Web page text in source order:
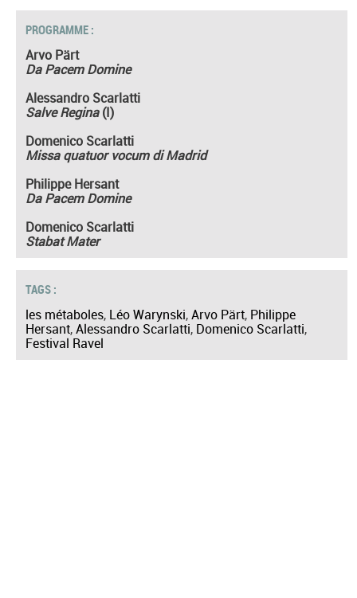
PROGRAMME :
Arvo Pärt
Da Pacem Domine
Alessandro Scarlatti
Salve Regina(I)
Domenico Scarlatti
Missa quatuor vocum di Madrid
Philippe Hersant
Da Pacem Domine
Domenico Scarlatti
Stabat Mater
TAGS :
les métaboles, Léo Warynski,Arvo Pärt, Philippe
Hersant,Alessandro Scarlatti, Domenico Scarlatti,
Festival Ravel